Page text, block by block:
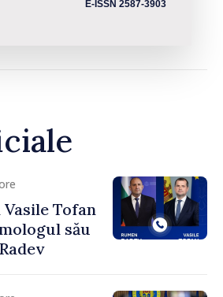
E-ISSN 2587-3903
Tofan
său